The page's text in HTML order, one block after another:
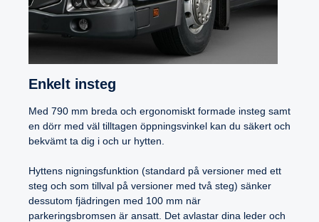
Enkelt insteg
Med 790 mm breda och ergonomiskt formade insteg samt
en dörr med väl tilltagen öppningsvinkel kan du säkert och
bekvämt ta dig i och ur hytten.
Hyttens nigningsfunktion (standard på versioner med ett
steg och som tillval på versioner med två steg) sänker
dessutom fjädringen med 100 mm när
parkeringsbromsen är ansatt. Det avlastar dina leder och